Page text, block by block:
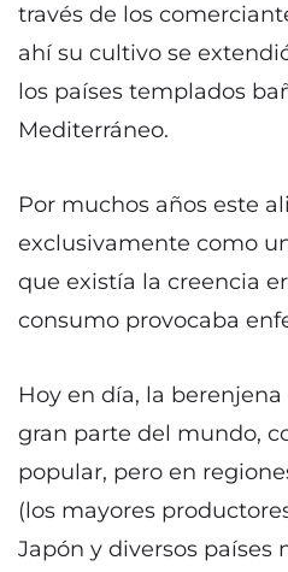
través de los
ahí su cultivo se
los países templados
Mediterráneo.
Por muchos años este
exclusivamente como
que existía la creencia
consumo provocaba
Hoy en día, la
gran parte del mundo,
popular, pero en
(los mayores
Japón y diversos países